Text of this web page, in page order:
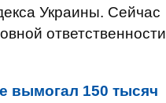
Украины. Сейчас
ответственности
вымогал 150 тысяч